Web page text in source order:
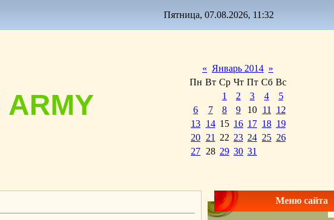
Пятница, 07.08.2026, 11:32
ARMY
« Январь 2014 »
Пн Вт Ср Чт Пт Сб Вс
1
2 3 4
5
6
7 8 9 10 11
12
13 14 15 16 17 18 19
20 21 22 23 24 25 26
27 28 29 30 31
Меню сайта